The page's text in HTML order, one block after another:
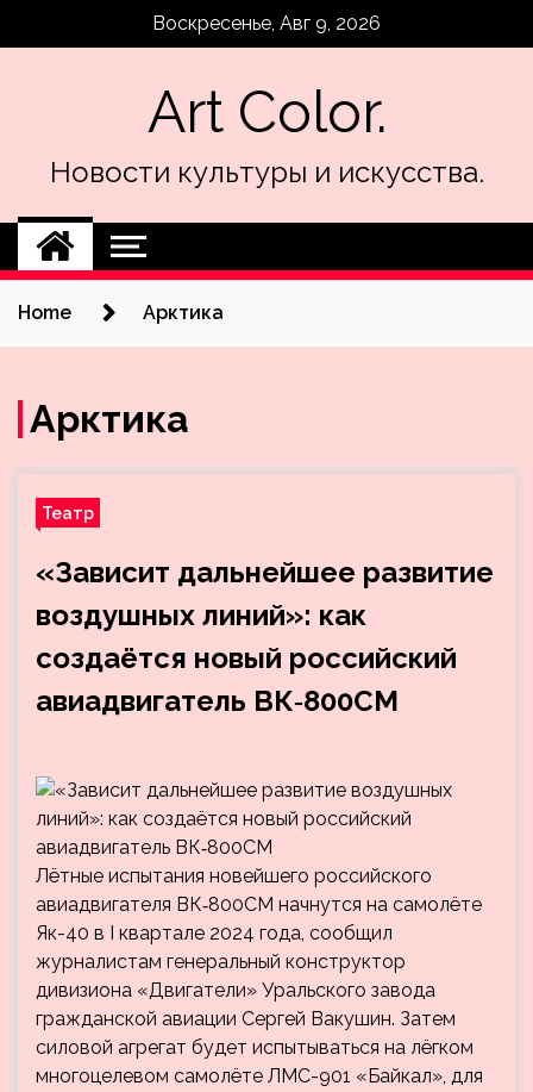
Воскресенье, Авг 9, 2026
Art Color.
Новости культуры и искусства.
Home Арктика
Арктика
Театр
«Зависит дальнейшее развитие
воздушных линий»: как
создаётся новый российский
авиадвигатель ВК‑800СМ
Лётные испытания новейшего российского
авиадвигателя ВК‑800СМ начнутся на самолёте
Як-40 в I квартале 2024 года, сообщил
журналистам генеральный конструктор
дивизиона «Двигатели» Уральского завода
гражданской авиации Сергей Вакушин. Затем
силовой агрегат будет испытываться на лёгком
многоцелевом самолёте ЛМС-901 «Байкал», для